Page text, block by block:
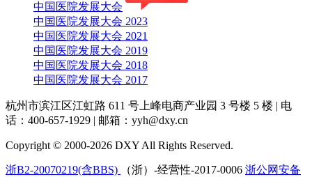
中国医院发展大会
中国医院发展大会 2023
中国医院发展大会 2021
中国医院发展大会 2019
中国医院发展大会 2018
中国医院发展大会 2017
杭州市滨江区江虹路 611 号上峰电商产业园 3 号楼 5 楼 | 电
话：400-657-1929 | 邮箱：yyh@dxy.cn
Copyright © 2000-2026 DXY All Rights Reserved.
浙B2-20070219(含BBS) （浙）-经营性-2017-0006 浙公网安备